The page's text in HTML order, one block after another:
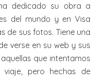
dedicado su obra a
del mundo y en Visa
de sus fotos. Tiene una
verse en su web y sus
que intentamos
pero hechas de